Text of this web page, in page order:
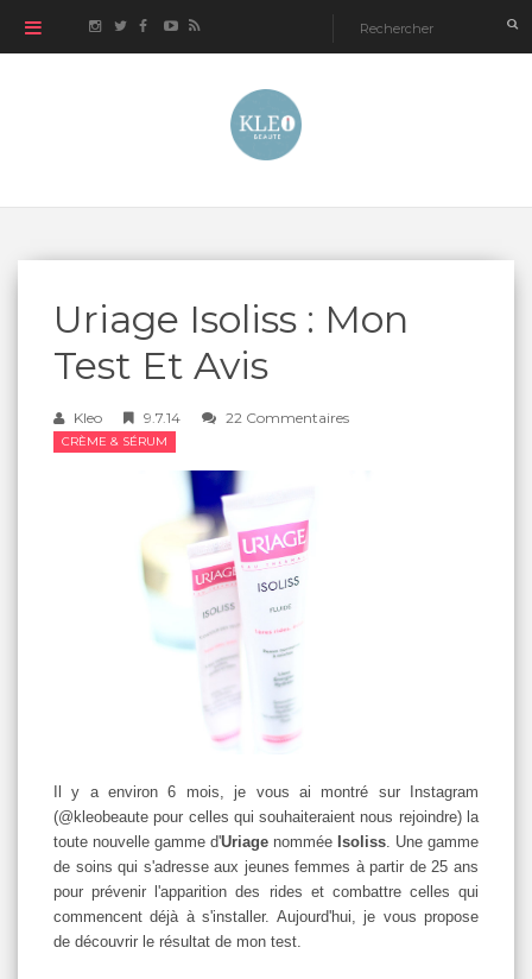
Uriage Isoliss : Mon
Test Et Avis
Kleo 9.7.14 22 Commentaires
CRÈME & SÉRUM
Il y a environ 6 mois, je vous ai montré sur Instagram
(@kleobeaute pour celles qui souhaiteraient nous rejoindre) la
toute nouvelle gamme d'Uriage nommée Isoliss . Une gamme
de soins qui s'adresse aux jeunes femmes à partir de 25 ans
pour prévenir l'apparition des rides et combattre celles qui
commencent déjà à s'installer. Aujourd'hui, je vous propose
de découvrir le résultat de mon test.